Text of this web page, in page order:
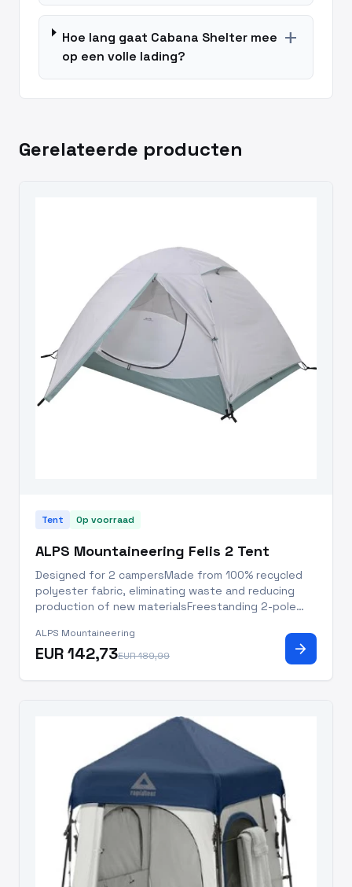
Hoe lang gaat Cabana Shelter mee
op een volle lading?
add
Gerelateerde producten
Tent Op voorraad
ALPS Mountaineering Felis 2 Tent
Designed for 2 campersMade from 100% recycled
polyester fabric, eliminating waste and reducing
production of new materialsFreestanding 2-pole
polesWeatherproof rainfly with vestibule attaches
with buckles to the corners for max
ALPS Mountaineering
EUR 142,73EUR 189,99 arrow_forward